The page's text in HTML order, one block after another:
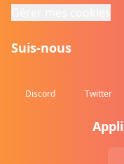
Suis-nous
Discord Twitter